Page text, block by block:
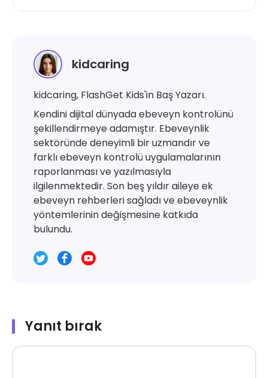
kidcaring
kidcaring, FlashGet Kids'in Baş Yazarı.
Kendini dijital dünyada ebeveyn kontrolünü
şekillendirmeye adamıştır. Ebeveynlik
sektöründe deneyimli bir uzmandır ve
farklı ebeveyn kontrolü uygulamalarının
raporlanması ve yazılmasıyla
ilgilenmektedir. Son beş yıldır aileye ek
ebeveyn rehberleri sağladı ve ebeveynlik
yöntemlerinin değişmesine katkıda
bulundu.
Yanıt bırak